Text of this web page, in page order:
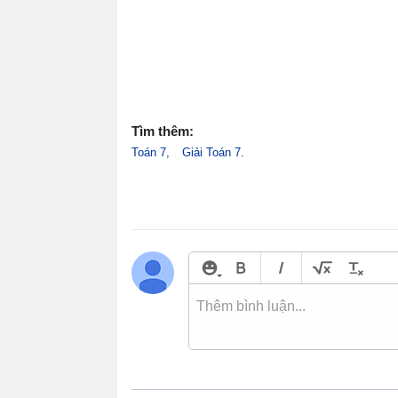
Tìm thêm:
Toán 7 Giải Toán 7